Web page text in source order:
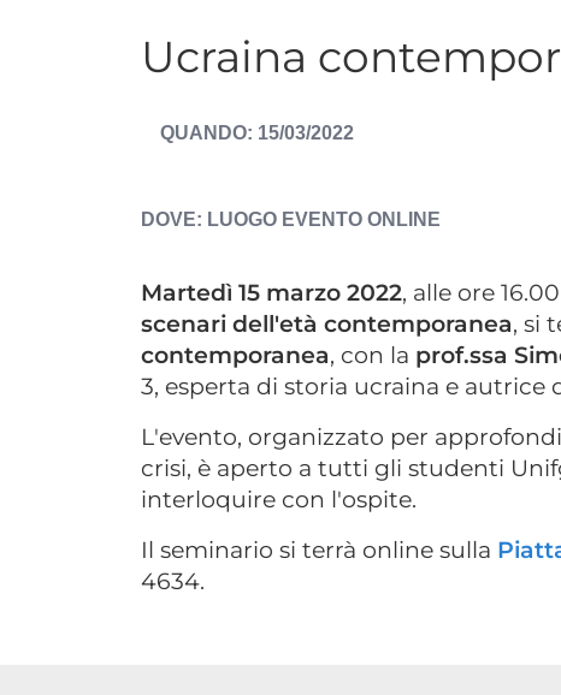
Ucraina
DATA
15/03/2022
LUOGO EVENTO ONLINE
Martedì 15 marzo 2022, alle ore
scenari dell'età contemporanea, si
contemporanea, con la prof.ssa
3, esperta di storia ucraina e autrice
L'evento, organizzato per
crisi, è aperto a tutti gli studenti
interloquire con l'ospite.
Il seminario si terrà online sulla
4634.